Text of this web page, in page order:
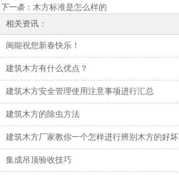
下一条： 木方标准是怎么样的
相关资讯：
闽能祝您新春快乐！
建筑木方有什么优点？
建筑木方安全管理使用注意事项进行汇总
建筑木方的除虫方法
建筑木方厂家教你一个怎样进行辨别木方的好坏
集成吊顶验收技巧